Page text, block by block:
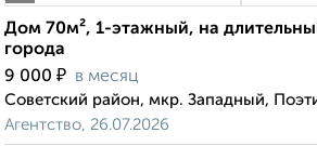
Дом 70м², 1-этажный, на
города
9 000 ₽ в месяц
Советский район, мкр. Западный,
Агентство, 26.07.2026